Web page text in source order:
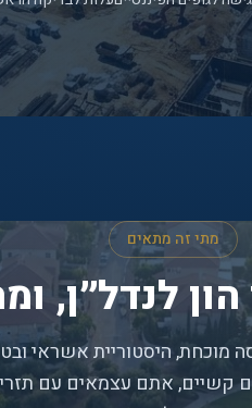
מתי זה מתאים
לנדל״ן,
מוכחת, היסטוריית אשראי
קשיים, אתם עצמאים עם